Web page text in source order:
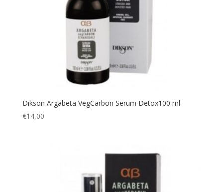
Dikson Argabeta VegCarbon Serum Detox100 ml
€14,00